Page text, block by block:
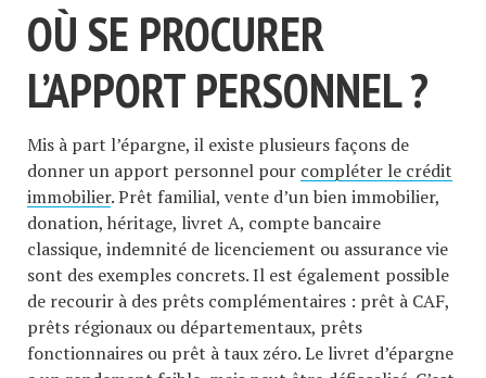
OÙ SE PROCURER
L’APPORT PERSONNEL ?
Mis à part l’épargne, il existe plusieurs façons de
donner un apport personnel pour compléter le crédit
immobilier. Prêt familial, vente d’un bien immobilier,
donation, héritage, livret A, compte bancaire
classique, indemnité de licenciement ou assurance vie
sont des exemples concrets. Il est également possible
de recourir à des prêts complémentaires : prêt à CAF,
prêts régionaux ou départementaux, prêts
fonctionnaires ou prêt à taux zéro. Le livret d’épargne